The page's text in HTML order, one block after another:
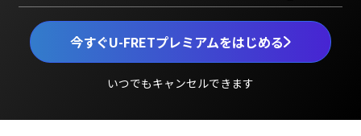
今すぐU-FRETプレミアムをはじめる
いつでもキャンセルできます